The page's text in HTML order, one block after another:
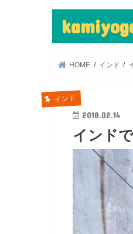
HOME インド
インド
2018.02.14
インド